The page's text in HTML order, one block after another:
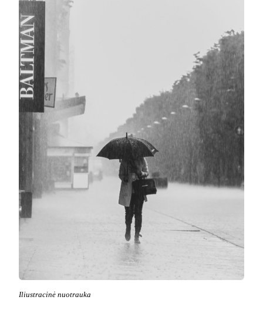
Iliustracinė nuotrauka